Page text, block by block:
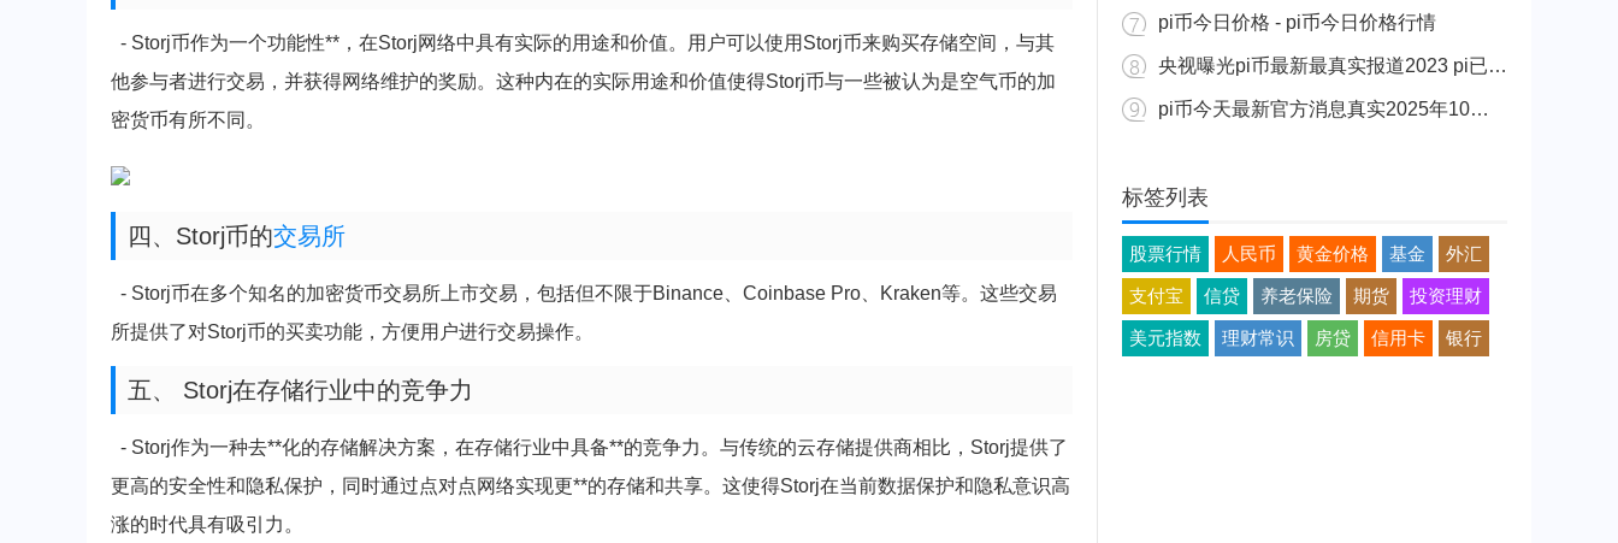
- Storj币作为一个功能性**，在Storj网络中具有实际的用途和价值。用户可以使用Storj币来购买存储空间，与其
他参与者进行交易，并获得网络维护的奖励。这种内在的实际用途和价值使得Storj币与一些被认为是空气币的加
密货币有所不同。
四、Storj币的交易所
- Storj币在多个知名的加密货币交易所上市交易，包括但不限于Binance、Coinbase Pro、Kraken等。这些交易
所提供了对Storj币的买卖功能，方便用户进行交易操作。
五、 Storj在存储行业中的竞争力
- Storj作为一种去**化的存储解决方案，在存储行业中具备**的竞争力。与传统的云存储提供商相比，Storj提供了
更高的安全性和隐私保护，同时通过点对点网络实现更**的存储和共享。这使得Storj在当前数据保护和隐私意识高
涨的时代具有吸引力。
pi币今日价格 - pi币今日价格行情
央视曝光pi币最新最真实报道2023 pi已经成功了是真的吗（假的）
pi币今天最新官方消息真实2025年10月 派币今天最新消息介绍
标签列表
股票行情 人民币 黄金价格 基金 外汇
支付宝 信贷 养老保险 期货 投资理财
美元指数 理财常识 房贷 信用卡 银行